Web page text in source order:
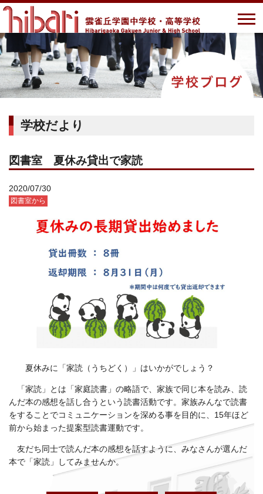
学校だより
図書室 夏休み貸出で家読
2020/07/30
図書室から
夏休みに「家読（うちどく）」はいかがでしょう？
「家読」とは「家庭読書」の略語で、家族で同じ本を読み、読
んだ本の感想を話し合うという読書活動です。家族みんなで読書
をすることでコミュニケーションを深める事を目的に、15年ほど
前から始まった提案型読書運動です。
友だち同士で読んだ本の感想を話すように、みなさんが選んだ
本で「家読」してみませんか。